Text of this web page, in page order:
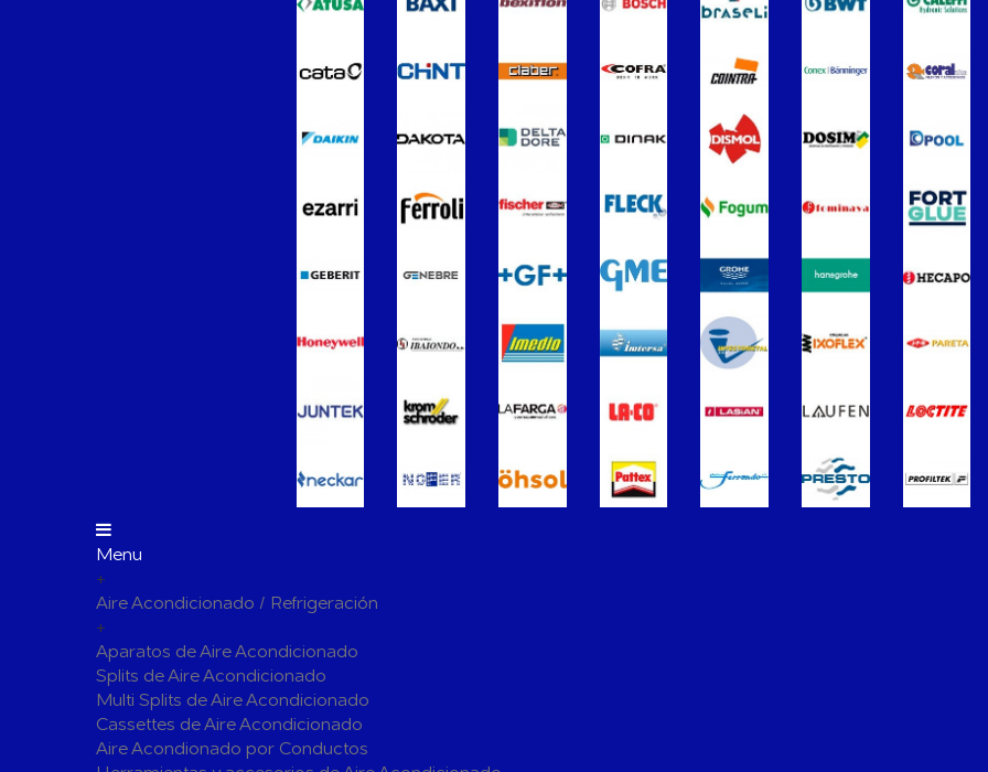
Sanitarios
Lavabos
Bañeras
Urinarios
Placas de Accionamiento para
Cisternas Para Inodoros
Cisternas
Seguridad en el Baño
Wellness
Manómetros
Termometros
Tapones, purgadores y accesorios
para radiador
Soportes para Radiadores
Acumuladores e
Bombas Circuladoras / Grupos de Bombeo
Bombas Simples para ACS
Calderas Murales a Gas
Grupos Térmicos de Gasóleo
Calentadores a Gas
Depósitos de Gasóleo
Emisores Térmicos Eléctricos
Chimenea Modular de Aluminio
Evacuación de Calderas
Distribución y Colectores
Menu
+
Aire Acondicionado / Refrigeración
+
Aparatos de Aire Acondicionado
Splits de Aire Acondicionado
Multi Splits de Aire Acondicionado
Cassettes de Aire Acondicionado
Aire Acondionado por Conductos